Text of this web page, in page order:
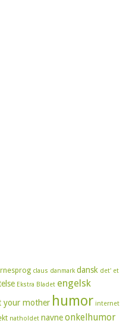
claus danmark dansk det' et
Ekstra Bladet engelsk
your mother humor internet
natholdet navneonkelhumor